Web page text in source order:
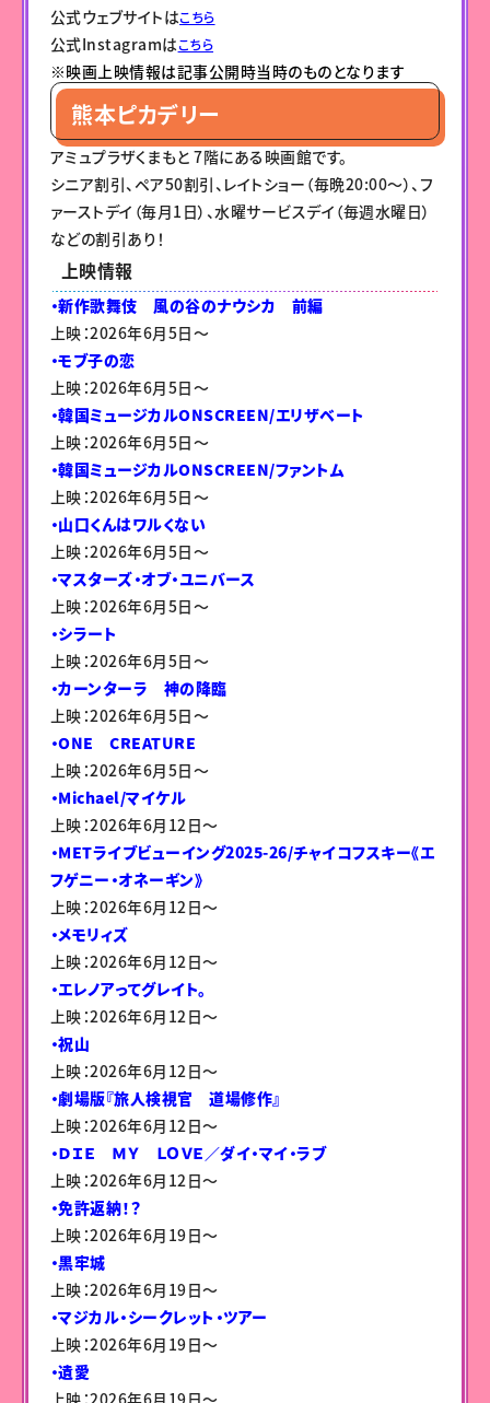
公式ウェブサイトはこちら
公式Instagramはこちら
※映画上映情報は記事公開時当時のものとなります
熊本ピカデリー
アミュプラザくまもと 7階にある映画館です。
シニア割引、ペア50割引、レイトショー（毎晩20:00～）、フ
ァーストデイ（毎月1日）、水曜サービスデイ（毎週水曜日）
などの割引あり！
上映情報
・新作歌舞伎 風の谷のナウシカ 前編
上映：2026年6月5日〜
・モブ子の恋
上映：2026年6月5日〜
・韓国ミュージカルONSCREEN/エリザベート
上映：2026年6月5日〜
・韓国ミュージカルONSCREEN/ファントム
上映：2026年6月5日〜
・山口くんはワルくない
上映：2026年6月5日〜
・マスターズ・オブ・ユニバース
上映：2026年6月5日〜
・シラート
上映：2026年6月5日〜
・カーンターラ 神の降臨
上映：2026年6月5日〜
・ONE CREATURE
上映：2026年6月5日〜
・Michael/マイケル
上映：2026年6月12日〜
・METライブビューイング2025-26/チャイコフスキー《エ
フゲニー・オネーギン》
上映：2026年6月12日〜
・メモリィズ
上映：2026年6月12日〜
・エレノアってグレイト。
上映：2026年6月12日〜
・祝山
上映：2026年6月12日〜
・劇場版『旅人検視官 道場修作』
上映：2026年6月12日〜
・ＤＩＥ ＭＹ ＬＯＶＥ／ダイ・マイ・ラブ
上映：2026年6月12日〜
・免許返納！？
上映：2026年6月19日〜
・黒牢城
上映：2026年6月19日〜
・マジカル・シークレット・ツアー
上映：2026年6月19日〜
・遺愛
上映：2026年6月19日〜